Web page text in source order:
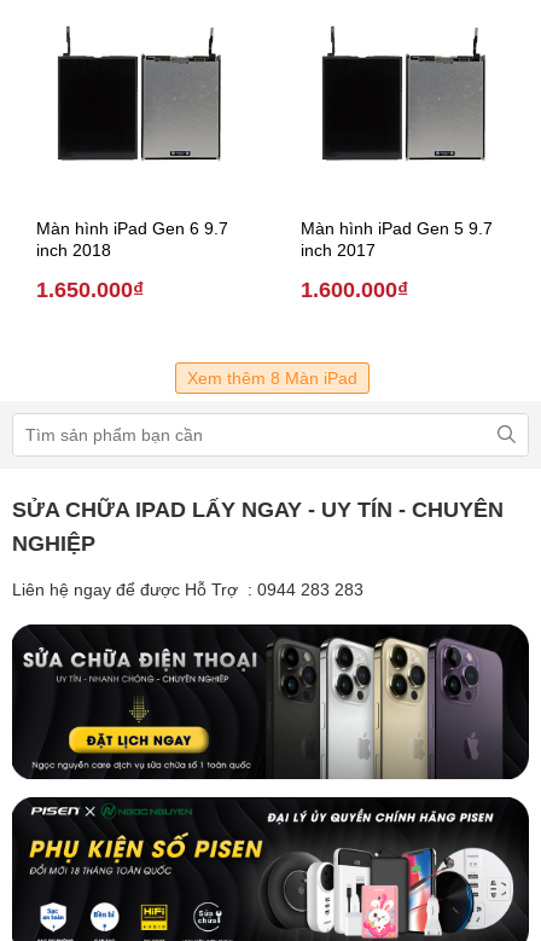
Màn hình iPad Gen 6 9.7
inch 2018
1.650.000₫
Màn hình iPad Gen 5 9.7
inch 2017
1.600.000₫
Xem thêm 8 Màn iPad
SỬA CHỮA IPAD LẤY NGAY - UY TÍN - CHUYÊN
NGHIỆP
Liên hệ ngay để được Hỗ Trợ : 0944 283 283